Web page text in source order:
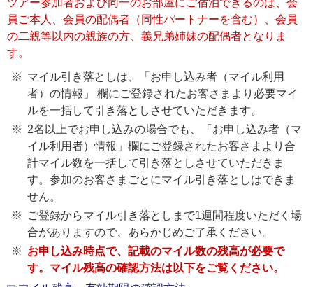
員ご本人、会員の配偶者（同性パートナーを含む）、会員
の二親等以内の親族の方、義兄弟姉妹の配偶者となりま
す。
マイル引き落としは、「お申し込み者（マイル利用
者）の情報」 欄にご登録されたお客さまより必要マイ
ルを一括して引き落としさせていただきます。
2名以上でお申し込みの場合でも、「お申し込み者（マ
イル利用者）情報」欄にご登録されたお客さまより合
計マイル数を一括して引き落としさせていただきま
す。参加のお客さまごとにマイル引き落としはできま
せん。
ご登録からマイル引き落としまで1週間程度いただく場
合がありますので、あらかじめご了承ください。
お申し込み時点で、記載のマイル数の残高が必要で
す。マイル残高の確認方法は以下をご覧ください。